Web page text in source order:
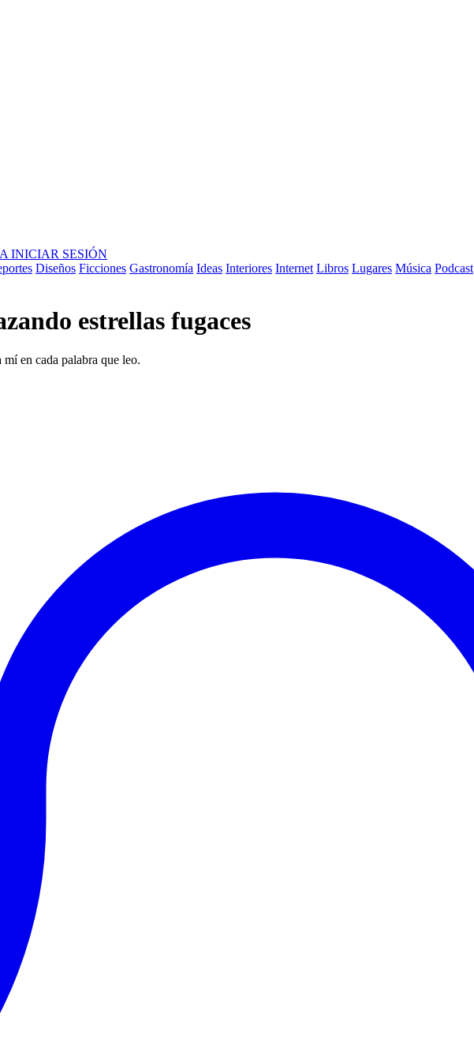
INICIAR SESIÓN
Diseños Ficciones Gastronomía Ideas Interiores Internet Libros Lugares Música Podcast
estrellas fugaces
en cada palabra que leo.